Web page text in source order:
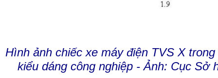
Hình ảnh chiếc xe máy điện TVS X
kiểu dáng công nghiệp - Ảnh: Cục Sở